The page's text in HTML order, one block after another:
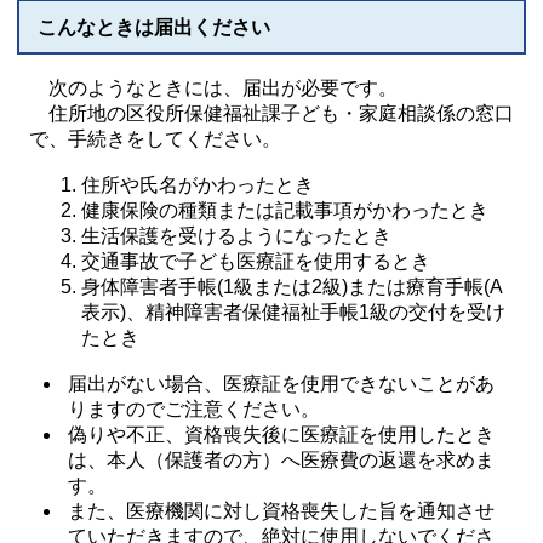
こんなときは届出ください
次のようなときには、届出が必要です。
住所地の区役所保健福祉課子ども・家庭相談係の窓口
で、手続きをしてください。
住所や氏名がかわったとき
健康保険の種類または記載事項がかわったとき
生活保護を受けるようになったとき
交通事故で子ども医療証を使用するとき
身体障害者手帳(1級または2級)または療育手帳(A
表示)、精神障害者保健福祉手帳1級の交付を受け
たとき
届出がない場合、医療証を使用できないことがあ
りますのでご注意ください。
偽りや不正、資格喪失後に医療証を使用したとき
は、本人（保護者の方）へ医療費の返還を求めま
す。
また、医療機関に対し資格喪失した旨を通知させ
ていただきますので、絶対に使用しないでくださ